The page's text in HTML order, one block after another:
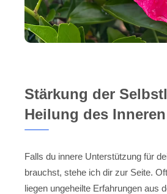
Stärkung der
Heilung des
Falls du innere Unterstützung für
brauchst, stehe ich dir zur Seite.
liegen ungeheilte Erfahrungen aus